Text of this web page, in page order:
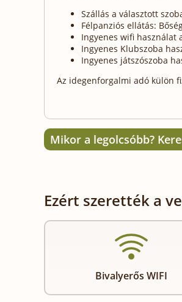
Szállás a választott
Félpanziós ellátás:
Ingyenes wifi használat
Ingyenes Klubszoba
Ingyenes játszószoba
Az idegenforgalmi adó külön
Mikor a legolcsóbb?
Ezért szerették a
Bivalyerős WIFI